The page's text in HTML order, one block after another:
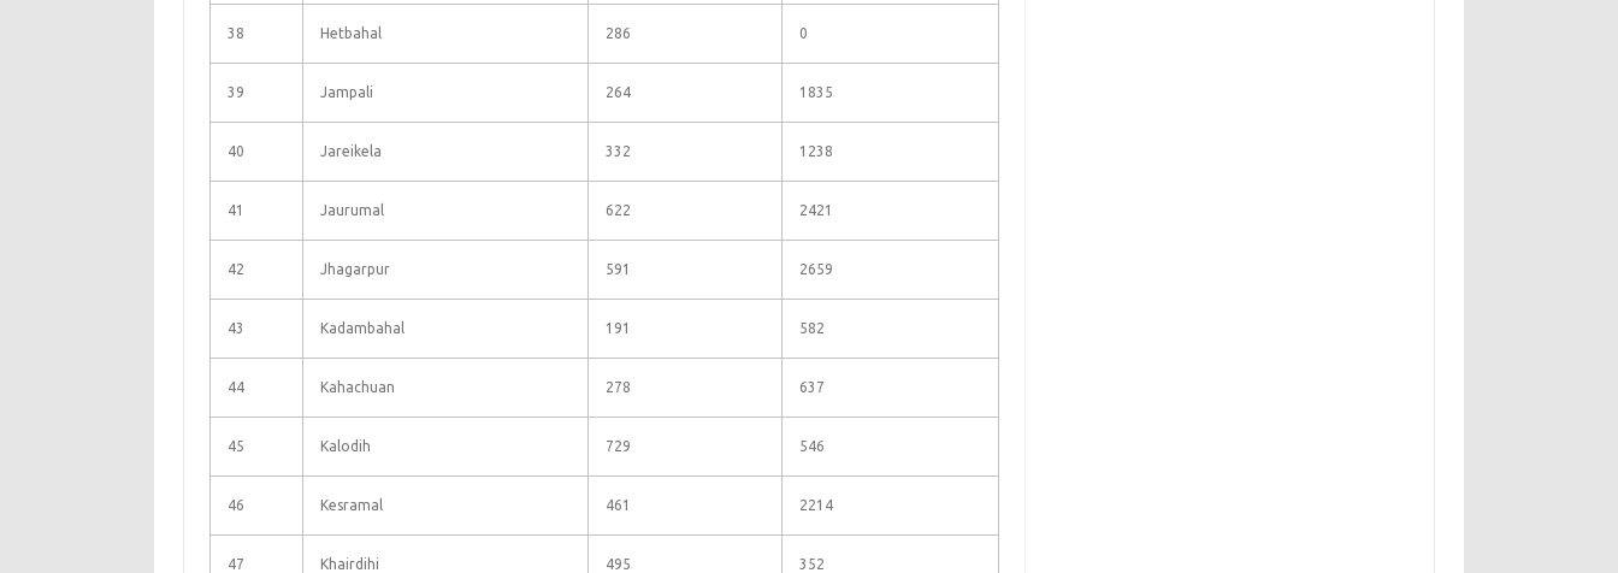
38 Hetbahal 286 0
39 Jampali 264 1835
40 Jareikela 332 1238
41 Jaurumal 622 2421
42 Jhagarpur 591 2659
43 Kadambahal 191 582
44 Kahachuan 278 637
45 Kalodih 729 546
46 Kesramal 461 2214
47 Khairdihi 495 352